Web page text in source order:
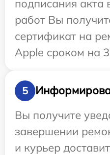
подписания
работ Вы
сертификат на
Apple сроком на
5
Вы получите
завершении
и курьер